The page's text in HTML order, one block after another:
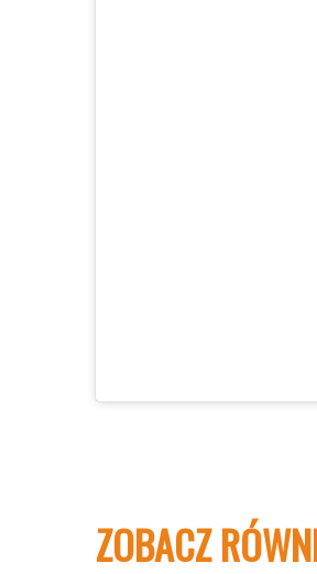
ZOBACZ